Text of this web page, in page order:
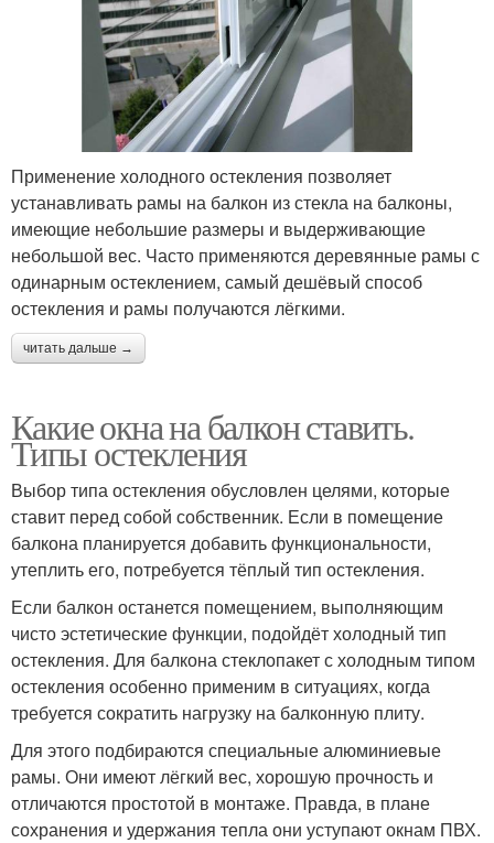
Применение холодного остекления позволяет
устанавливать рамы на балкон из стекла на балконы,
имеющие небольшие размеры и выдерживающие
небольшой вес. Часто применяются деревянные рамы с
одинарным остеклением, самый дешёвый способ
остекления и рамы получаются лёгкими.
читать дальше →
Какие окна на балкон ставить.
Типы остекления
Выбор типа остекления обусловлен целями, которые
ставит перед собой собственник. Если в помещение
балкона планируется добавить функциональности,
утеплить его, потребуется тёплый тип остекления.
Если балкон останется помещением, выполняющим
чисто эстетические функции, подойдёт холодный тип
остекления. Для балкона стеклопакет с холодным типом
остекления особенно применим в ситуациях, когда
требуется сократить нагрузку на балконную плиту.
Для этого подбираются специальные алюминиевые
рамы. Они имеют лёгкий вес, хорошую прочность и
отличаются простотой в монтаже. Правда, в плане
сохранения и удержания тепла они уступают окнам ПВХ.